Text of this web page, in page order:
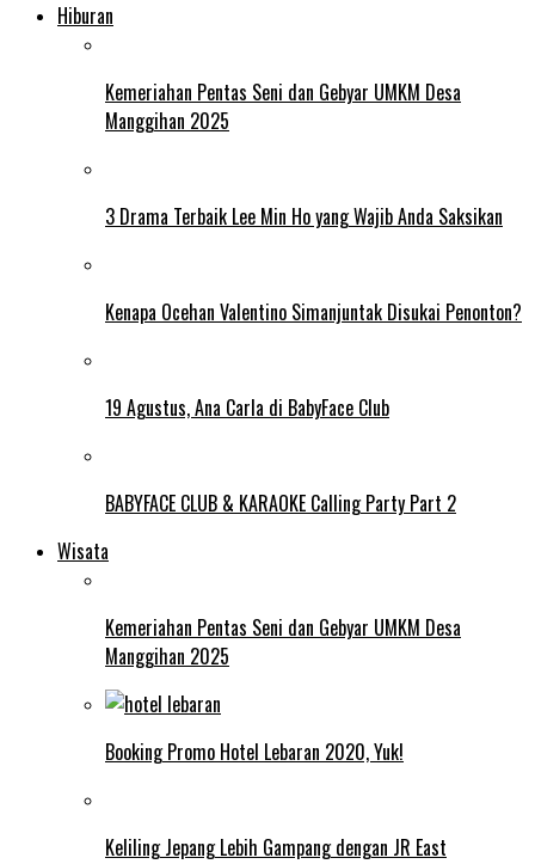
Hiburan
Kemeriahan Pentas Seni dan Gebyar UMKM Desa
Manggihan 2025
3 Drama Terbaik Lee Min Ho yang Wajib Anda Saksikan
Kenapa Ocehan Valentino Simanjuntak Disukai Penonton?
19 Agustus, Ana Carla di BabyFace Club
BABYFACE CLUB & KARAOKE Calling Party Part 2
Wisata
Kemeriahan Pentas Seni dan Gebyar UMKM Desa
Manggihan 2025
Booking Promo Hotel Lebaran 2020, Yuk!
Keliling Jepang Lebih Gampang dengan JR East